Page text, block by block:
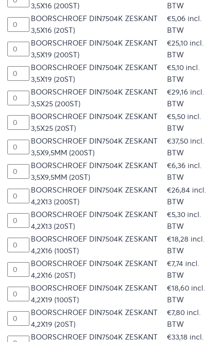
3,5X16 (200ST)
BTW
BOORSCHROEF DIN7504K ZESKANT
3,5X16 (20ST)
€5,06 incl.
BTW
BOORSCHROEF DIN7504K ZESKANT
3,5X19 (200ST)
€25,10 incl.
BTW
BOORSCHROEF DIN7504K ZESKANT
3,5X19 (20ST)
€5,10 incl.
BTW
BOORSCHROEF DIN7504K ZESKANT
3,5X25 (200ST)
€29,16 incl.
BTW
BOORSCHROEF DIN7504K ZESKANT
3,5X25 (20ST)
€5,50 incl.
BTW
BOORSCHROEF DIN7504K ZESKANT
3,5X9,5MM (200ST)
€37,50 incl.
BTW
BOORSCHROEF DIN7504K ZESKANT
3,5X9,5MM (20ST)
€6,36 incl.
BTW
BOORSCHROEF DIN7504K ZESKANT
4,2X13 (200ST)
€26,84 incl.
BTW
BOORSCHROEF DIN7504K ZESKANT
4,2X13 (20ST)
€5,30 incl.
BTW
BOORSCHROEF DIN7504K ZESKANT
4,2X16 (100ST)
€18,28 incl.
BTW
BOORSCHROEF DIN7504K ZESKANT
4,2X16 (20ST)
€7,74 incl.
BTW
BOORSCHROEF DIN7504K ZESKANT
4,2X19 (100ST)
€18,60 incl.
BTW
BOORSCHROEF DIN7504K ZESKANT
4,2X19 (20ST)
€7,80 incl.
BTW
BOORSCHROEF DIN7504K ZESKANT
€33,18 incl.